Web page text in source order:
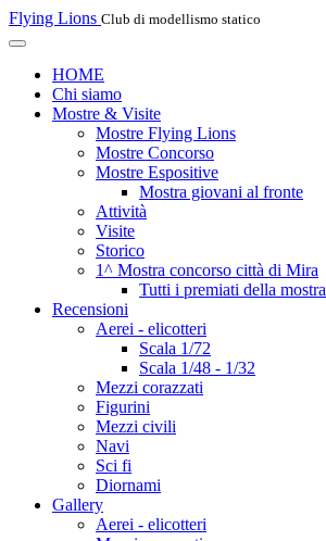
Flying Lions Club di modellismo statico
HOME
Chi siamo
Mostre & Visite
Mostre Flying Lions
Mostre Concorso
Mostre Espositive
Mostra giovani al fronte
Attività
Visite
Storico
1^ Mostra concorso città di Mira
Tutti i premiati della mostra
Recensioni
Aerei - elicotteri
Scala 1/72
Scala 1/48 - 1/32
Mezzi corazzati
Figurini
Mezzi civili
Navi
Sci fi
Diornami
Gallery
Aerei - elicotteri